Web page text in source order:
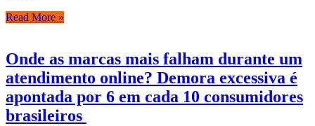
Read More »
Onde as marcas mais falham durante um
atendimento online? Demora excessiva é
apontada por 6 em cada 10 consumidores
brasileiros